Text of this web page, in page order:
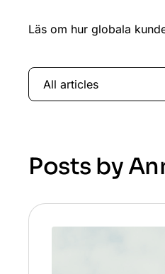
Läs om hur globala
All articles
Posts by